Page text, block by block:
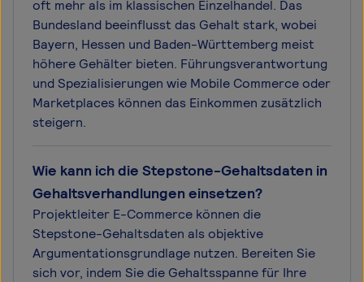
oft mehr als im klassischen Einzelhandel. Das
Bundesland beeinflusst das Gehalt stark, wobei
Bayern, Hessen und Baden-Württemberg meist
höhere Gehälter bieten. Führungsverantwortung
und Spezialisierungen wie Mobile Commerce oder
Marketplaces können das Einkommen zusätzlich
steigern.
Wie kann ich die Stepstone-Gehaltsdaten in
Gehaltsverhandlungen einsetzen?
Projektleiter E-Commerce können die
Stepstone-Gehaltsdaten als objektive
Argumentationsgrundlage nutzen. Bereiten Sie
sich vor, indem Sie die Gehaltsspanne für Ihre